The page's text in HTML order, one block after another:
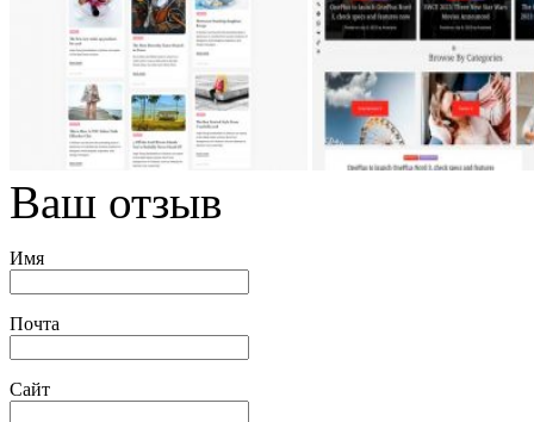
Ваш отзыв
Имя
Почта
Сайт